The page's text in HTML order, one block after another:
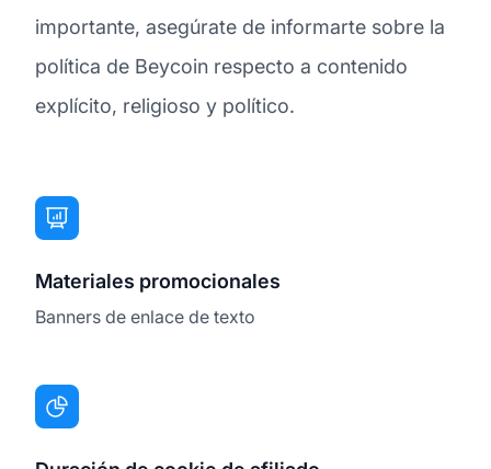
importante, asegúrate de informarte sobre la
política de Beycoin respecto a contenido
explícito, religioso y político.
Materiales promocionales
Banners de enlace de texto